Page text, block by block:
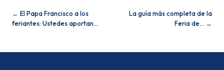
← El Papa Francisco a los
feriantes: Ustedes aportan…
La guía más completa de la
Feria de… →